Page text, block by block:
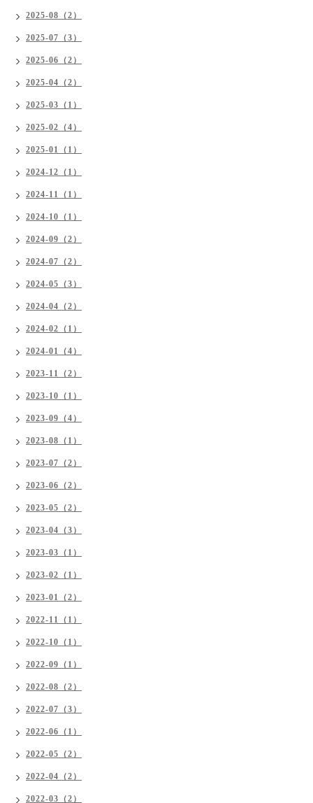
2025-08（2）
2025-07（3）
2025-06（2）
2025-04（2）
2025-03（1）
2025-02（4）
2025-01（1）
2024-12（1）
2024-11（1）
2024-10（1）
2024-09（2）
2024-07（2）
2024-05（3）
2024-04（2）
2024-02（1）
2024-01（4）
2023-11（2）
2023-10（1）
2023-09（4）
2023-08（1）
2023-07（2）
2023-06（2）
2023-05（2）
2023-04（3）
2023-03（1）
2023-02（1）
2023-01（2）
2022-11（1）
2022-10（1）
2022-09（1）
2022-08（2）
2022-07（3）
2022-06（1）
2022-05（2）
2022-04（2）
2022-03（2）